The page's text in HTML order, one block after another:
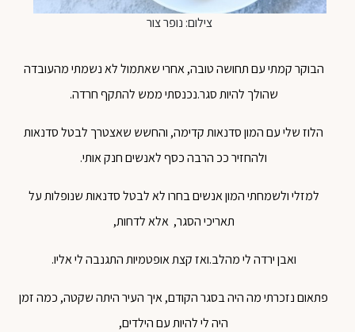
צילום: נופר צור
הבוקר קמתי עם תחושה טובה, אחרי שאתמול לא נשמתי מהעובדה
שהולך להיות סגר.נכנסתי ממש להתקף חרדה.
הלוז שלי עם המון סדנאות קדימה, והחשש שאצטרך לבטל סדנאות
ולהחזיר ככ הרבה כסף לאנשים חנק אותי.
למזלי ולשמחתי המון אנשים בחרו לא לבטל סדנאות שנופלות על
תאריכי הסגר, אלא לדחות,
ואבן ירדה לי מהלב.ואז קצת אופטמיות התגנבה לי אליו.
פתאום נזכרתי מה היה בסגר הקודם, איך העיר היתה שקטה, כמה זמן
היה לי להיות עם הילדים,